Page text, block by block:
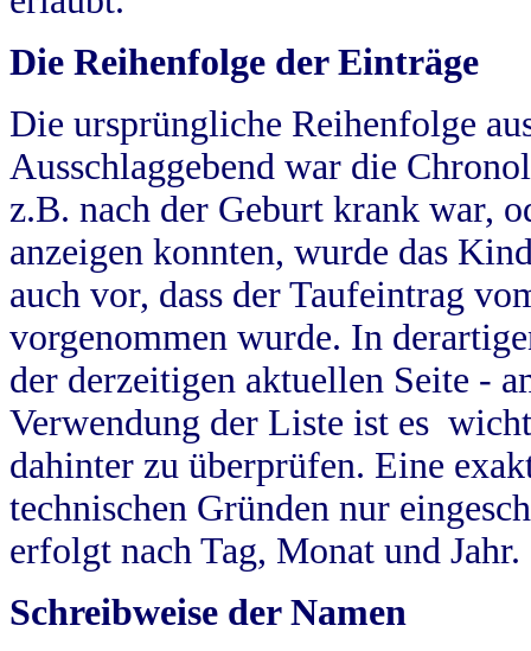
Die Reihenfolge der Einträge
Die ursprüngliche Reihenfolge
Ausschlaggebend war die
z.B. nach der Geburt krank war,
anzeigen konnten, wurde das
auch vor, dass der Taufeintrag
vorgenommen wurde. In
der derzeitigen aktuellen Seite -
Verwendung der Liste ist es
dahinter zu überprüfen. Eine
technischen Gründen nur
erfolgt nach Tag, Monat und Jahr.
Schreibweise der Namen